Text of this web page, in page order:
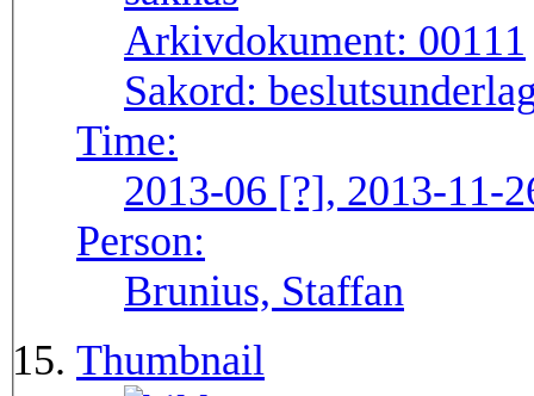
Arkivdokument: 00111
Sakord:
Time:
2013-06 [?], 2013-11-
Person:
Brunius, Staffan
Thumbnail